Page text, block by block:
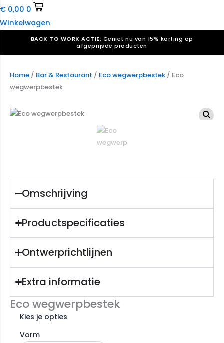
€ 0,00 0
Winkelwagen
BACK TO WORK ACTIE: Geniet nu van 15% korting op
afgeprijsde producten
Bekijk ons aanbod.
Speciaal verzoek? We maken graag een offerte die
Home / Bar & Restaurant / Eco wegwerpbestek / Eco
wegwerpbestek
Omschrijving
Productspecificaties
Ontwerprichtlijnen
Extra informatie
Eco wegwerpbestek
Kies je opties
Vorm